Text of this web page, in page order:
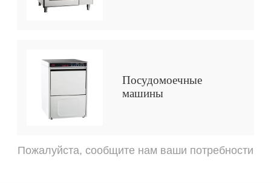
Посудомоечные
машины
Пожалуйста, сообщите нам ваши потребности